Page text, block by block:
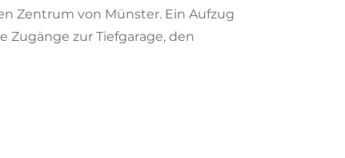
Zentrum von Münster. Ein Aufzug
Zugänge zur Tiefgarage, den